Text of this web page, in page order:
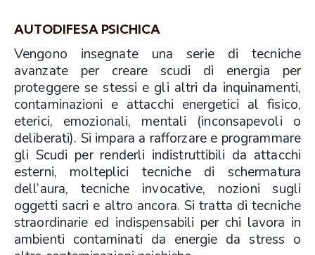
AUTODIFESA PSICHICA
Vengono insegnate una serie di tecniche
avanzate per creare scudi di energia per
proteggere se stessi e gli altri da inquinamenti,
contaminazioni e attacchi energetici al fisico,
eterici, emozionali, mentali (inconsapevoli o
deliberati). Si impara a rafforzare e programmare
gli Scudi per renderli indistruttibili da attacchi
esterni, molteplici tecniche di schermatura
dell’aura, tecniche invocative, nozioni sugli
oggetti sacri e altro ancora. Si tratta di tecniche
straordinarie ed indispensabili per chi lavora in
ambienti contaminati da energie da stress o